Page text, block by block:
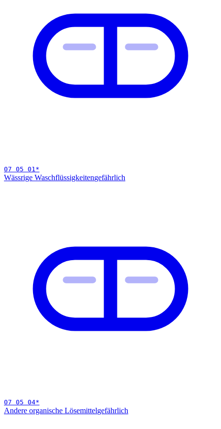
07 05 01 *
Wässrige Waschflüssigkeitengefährlich
07 05 04*
Andere organische Lösemittelgefährlich